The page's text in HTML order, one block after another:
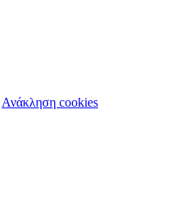
Ανάκληση cookies